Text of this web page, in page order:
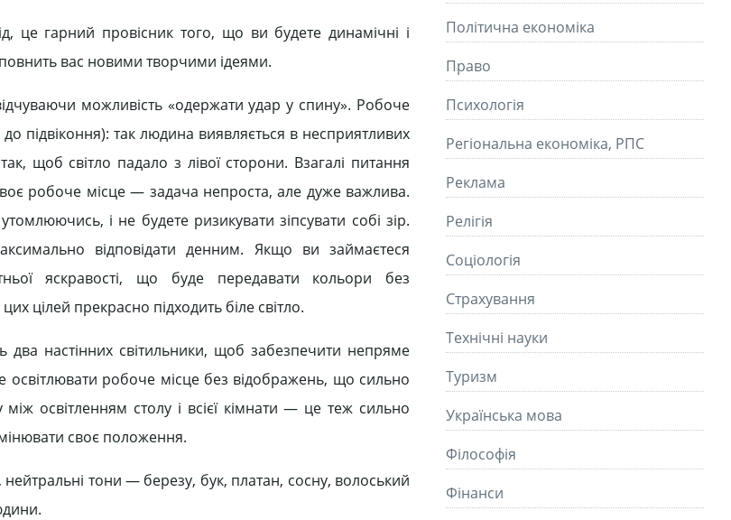
гарний провісник того, що ви будете динамічні і
вас новими творчими ідеями.
можливість «одержати удар у спину». Робоче
підвіконня): так людина виявляється в несприятливих
щоб світло падало з лівої сторони. Взагалі питання
робоче місце — задача непроста, але дуже важлива.
і не будете ризикувати зіпсувати собі зір.
відповідати денним. Якщо ви займаєтеся
яскравості, що буде передавати кольори без
цілей прекрасно підходить біле світло.
два настінних світильники, щоб забезпечити непряме
освітлювати робоче місце без відображень, що сильно
освітленням столу і всієї кімнати — це теж сильно
своє положення.
тони — березу, бук, платан, сосну, волоський
Політична економіка
Право
Психологія
Регіональна економіка, РПС
Реклама
Релігія
Соціологія
Страхування
Технічні науки
Туризм
Українська мова
Філософія
Фінанси